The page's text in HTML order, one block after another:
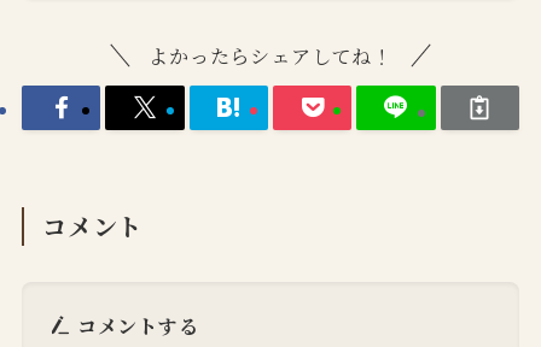
よかったらシェアしてね！
コメント
コメントする